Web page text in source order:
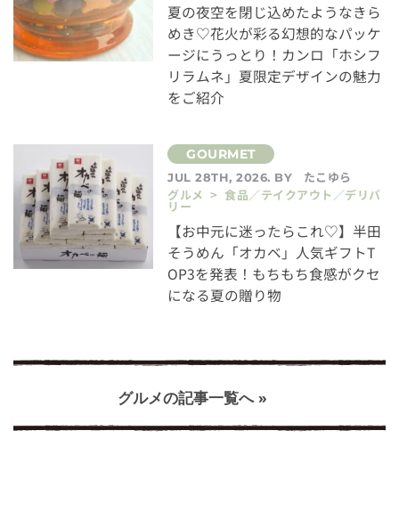
夏の夜空を閉じ込めたようなきら
めき♡花火が彩る幻想的なパッケ
ージにうっとり！カンロ「ホシフ
リラムネ」夏限定デザインの魅力
をご紹介
JUL 28TH, 2026. BY
たこゆら
グルメ > 食品／テイクアウト／デリバ
リー
【お中元に迷ったらこれ♡】半田
そうめん「オカベ」人気ギフトT
OP3を発表！もちもち食感がクセ
になる夏の贈り物
グルメの記事一覧へ »